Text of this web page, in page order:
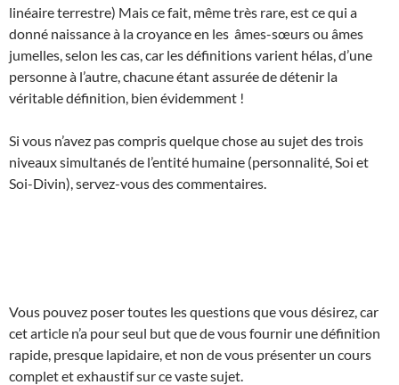
linéaire terrestre) Mais ce fait, même très rare, est ce qui a
donné naissance à la croyance en les âmes-sœurs ou âmes
jumelles, selon les cas, car les définitions varient hélas, d’une
personne à l’autre, chacune étant assurée de détenir la
véritable définition, bien évidemment !
Si vous n’avez pas compris quelque chose au sujet des trois
niveaux simultanés de l’entité humaine (personnalité, Soi et
Soi-Divin), servez-vous des commentaires.
Vous pouvez poser toutes les questions que vous désirez, car
cet article n’a pour seul but que de vous fournir une définition
rapide, presque lapidaire, et non de vous présenter un cours
complet et exhaustif sur ce vaste sujet.